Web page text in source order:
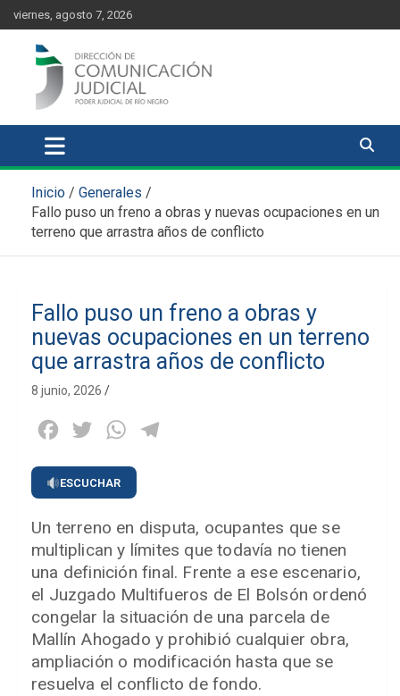
content
Skip
to
content
viernes, agosto 7, 2026
Comunicación Judicial
Inicio
Generales
Fallo puso un freno a obras y nuevas ocupaciones en un
terreno que arrastra años de conflicto
Fallo puso un freno a obras y
nuevas ocupaciones en un terreno
que arrastra años de conflicto
8 junio, 2026
Facebook
Twitter WhatsApp
ESCUCHAR
Un terreno en disputa, ocupantes que se
multiplican y límites que todavía no tienen
una definición final. Frente a ese escenario,
el Juzgado Multifueros de El Bolsón ordenó
congelar la situación de una parcela de
Mallín Ahogado y prohibió cualquier obra,
ampliación o modificación hasta que se
resuelva el conflicto de fondo.